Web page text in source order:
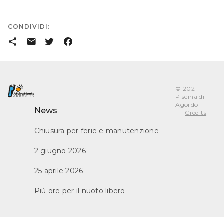
CONDIVIDI:
󰒗 󰇮 󰕄 󰈌
News
Chiusura per ferie e manutenzione
2 giugno 2026
25 aprile 2026
Più ore per il nuoto libero
© 2021
Piscina di
Agordo
Credits